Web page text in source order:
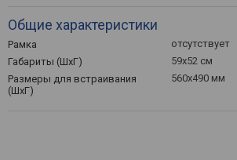
Общие характеристики
Рамка
отсутствует
Габариты (ШхГ)
59х52 см
Размеры для встраивания
(ШхГ)
560х490 мм